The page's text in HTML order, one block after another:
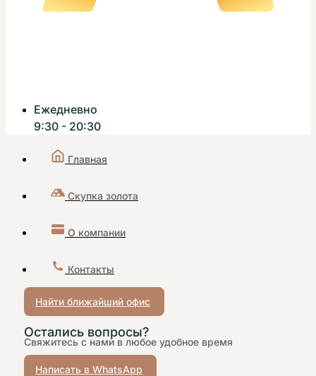
Ежедневно
9:30 - 20:30
Главная
Скупка золота
О компании
Контакты
Найти ближайший офис
Остались вопросы?
Свяжитесь с нами в любое удобное время
Написать в WhatsApp